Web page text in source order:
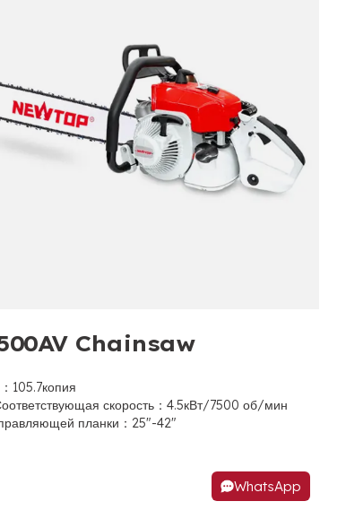
Chainsaw
105.7копия
скорость：4.5кВт/7500 об/мин
планки：25"-42"
WhatsApp